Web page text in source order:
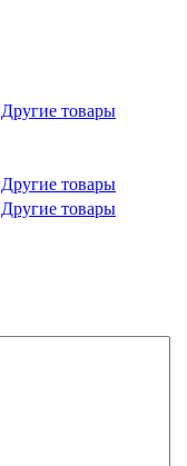
Другие товары
Другие товары
Другие товары